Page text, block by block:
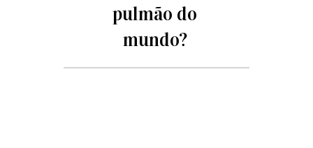
pulmão do
mundo?